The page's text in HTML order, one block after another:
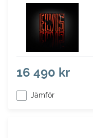
16 490 kr
Jämför